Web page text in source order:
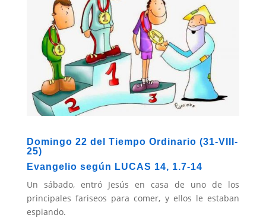
Domingo 22 del Tiempo Ordinario (31-VIII-
25)
Evangelio según LUCAS 14, 1.7-14
Un sábado, entró Jesús en casa de uno de los
principales fariseos para comer, y ellos le estaban
espiando.